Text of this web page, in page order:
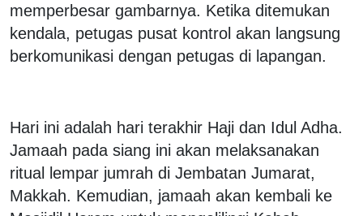
memperbesar gambarnya. Ketika ditemukan
kendala, petugas pusat kontrol akan langsung
berkomunikasi dengan petugas di lapangan.
Hari ini adalah hari terakhir Haji dan Idul Adha.
Jamaah pada siang ini akan melaksanakan
ritual lempar jumrah di Jembatan Jumarat,
Makkah. Kemudian, jamaah akan kembali ke